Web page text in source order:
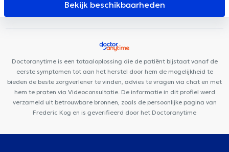
Cabinet du Docteur Tichoux
Cabinet de médecine générale du
Dr Ph Tassart
Yoganaissance Dentius Fleurus
Centre Epione
Kiné Sport Namur
L'Arche de Noé, maison de naissance
Le Cèdre Bousval
Bekijk beschikbaarheden
Doctoranytime is een totaaloplossing die de patiënt bijstaat vanaf de
eerste symptomen tot aan het herstel door hem de mogelijkheid te
bieden de beste zorgverlener te vinden, advies te vragen via chat en met
hem te praten via Videoconsultatie. De informatie in dit profiel werd
verzameld uit betrouwbare bronnen, zoals de persoonlijke pagina van
Frederic Kog en is geverifieerd door het Doctoranytime